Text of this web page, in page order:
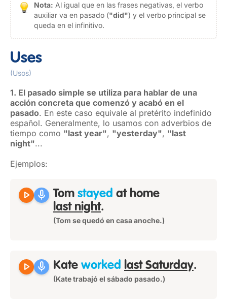
Nota: Al igual que en las frases negativas, el verbo
auxiliar va en pasado ("did") y el verbo principal se
queda en el infinitivo.
Uses
(Usos)
1. El pasado simple se utiliza para hablar de una
acción concreta que comenzó y acabó en el
pasado. En este caso equivale al pretérito indefinido
español. Generalmente, lo usamos con adverbios de
tiempo como "last year", "yesterday", "last
night"...
Ejemplos:
play_arrow mic Tom stayed at home
last night.
(Tom se quedó en casa anoche.)
play_arrow mic Kate worked last Saturday.
(Kate trabajó el sábado pasado.)